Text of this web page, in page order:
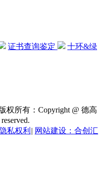
证书查询鉴定
十环&绿
权所有：Copyright @ 德高
隐私权利 | 网站建设：合创汇